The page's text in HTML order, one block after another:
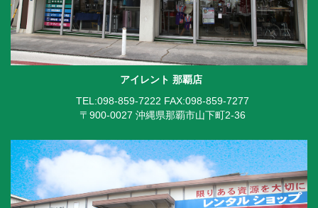
アイレント 那覇店
TEL:098-859-7222 FAX:098-859-7277
〒900-0027 沖縄県那覇市山下町2-36